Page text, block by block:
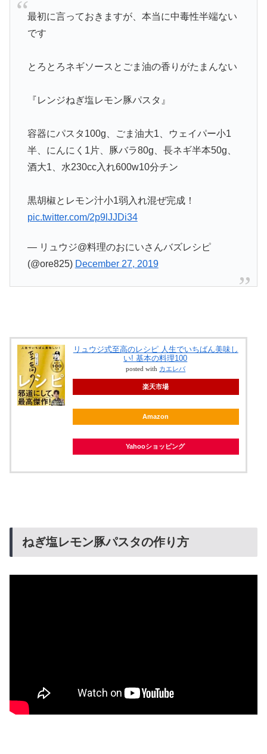
最初に言っておきますが、本当に中毒性半端ない
です
とろとろネギソースとごま油の香りがたまんない
『レンジねぎ塩レモン豚パスタ』
容器にパスタ100g、ごま油大1、ウェイパー小1
半、にんにく1片、豚バラ80g、長ネギ半本50g、
酒大1、水230cc入れ600w10分チン
黒胡椒とレモン汁小1弱入れ混ぜ完成！
pic.twitter.com/2p9lJJDi34
— リュウジ@料理のおにいさんバズレシピ
(@ore825) December 27, 2019
リュウジ式至高のレシピ 人生でいちばん美味し
い! 基本の料理100
posted with カエレバ
楽天市場
Amazon
Yahooショッピング
ねぎ塩レモン豚パスタの作り方